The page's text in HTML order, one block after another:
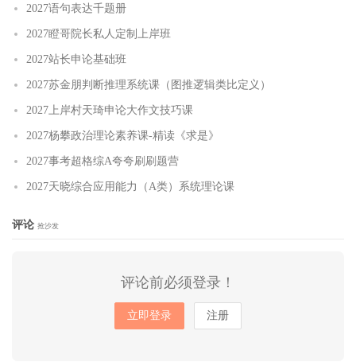
2027语句表达千题册
2027瞪哥院长私人定制上岸班
2027站长申论基础班
2027苏金朋判断推理系统课（图推逻辑类比定义）
2027上岸村天琦申论大作文技巧课
2027杨攀政治理论素养课-精读《求是》
2027事考超格综A夸夸刷刷题营
2027天晓综合应用能力（A类）系统理论课
评论 抢沙发
评论前必须登录！
立即登录 注册